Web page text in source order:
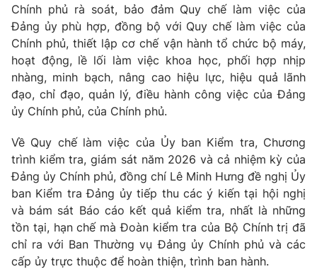
Chính phủ rà soát, bảo đảm Quy chế làm việc của
Đảng ủy phù hợp, đồng bộ với Quy chế làm việc của
Chính phủ, thiết lập cơ chế vận hành tổ chức bộ máy,
hoạt động, lề lối làm việc khoa học, phối hợp nhịp
nhàng, minh bạch, nâng cao hiệu lực, hiệu quả lãnh
đạo, chỉ đạo, quản lý, điều hành công việc của Đảng
ủy Chính phủ, của Chính phủ.
Về Quy chế làm việc của Ủy ban Kiểm tra, Chương
trình kiểm tra, giám sát năm 2026 và cả nhiệm kỳ của
Đảng ủy Chính phủ, đồng chí Lê Minh Hưng đề nghị Ủy
ban Kiểm tra Đảng ủy tiếp thu các ý kiến tại hội nghị
và bám sát Báo cáo kết quả kiểm tra, nhất là những
tồn tại, hạn chế mà Đoàn kiểm tra của Bộ Chính trị đã
chỉ ra với Ban Thường vụ Đảng ủy Chính phủ và các
cấp ủy trực thuộc để hoàn thiện, trình ban hành.